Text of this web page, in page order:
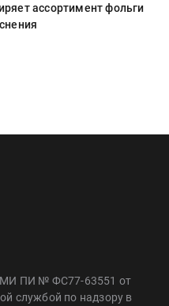
ассортимент фольги
ПИ № ФС77-63551 от
службой по надзору в